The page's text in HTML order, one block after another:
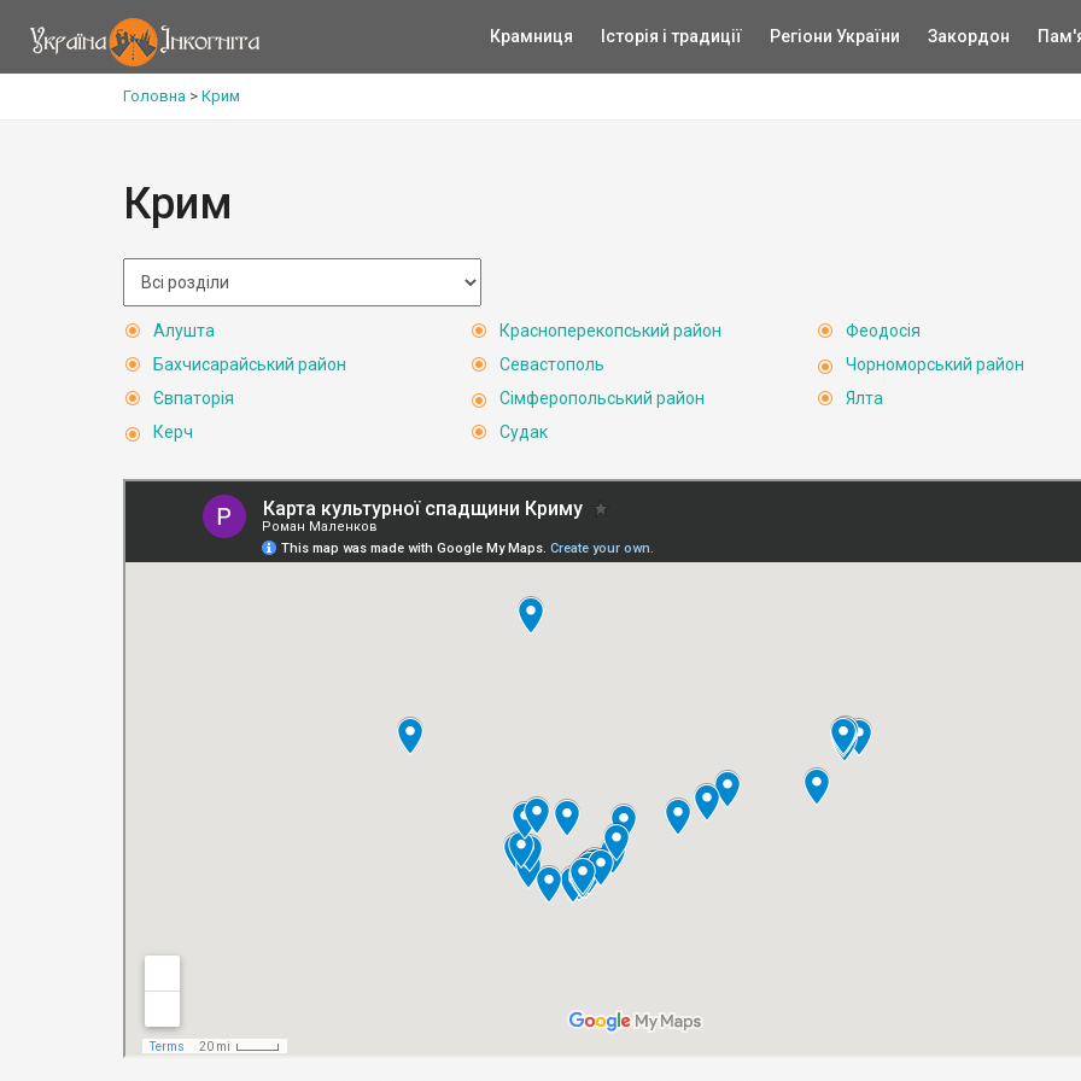
Крамниця Історія і традиції Регіони України Закордон
Головна > Крим
Крим
Алушта
Бахчисарайський район
Євпаторія
Керч
Красноперекопський район
Севастополь
Сімферопольський район
Судак
Феодосія
Чорноморський район
Ялта